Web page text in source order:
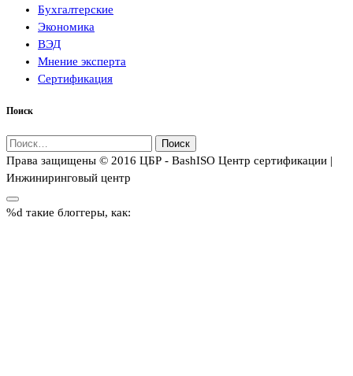
Бухгалтерские
Экономика
ВЭД
Мнение эксперта
Сертификация
Поиск
Найти:
Права защищены © 2016 ЦБР - BashISO Центр сертификации |
Инжиниринговый центр
%d такие блоггеры, как: